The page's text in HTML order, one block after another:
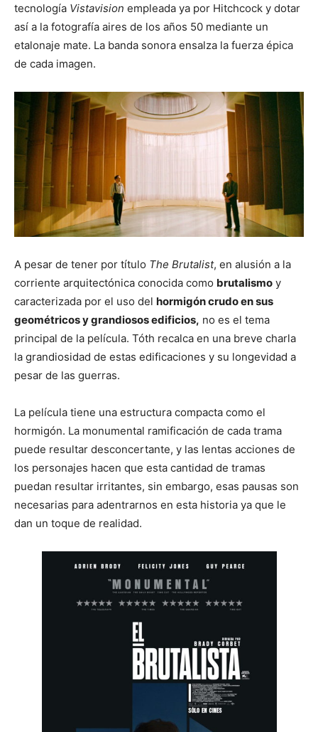
tecnología Vistavision empleada ya por Hitchcock y dotar
así a la fotografía aires de los años 50 mediante un
etalonaje mate. La banda sonora ensalza la fuerza épica
de cada imagen.
A pesar de tener por título The Brutalist, en alusión a la
corriente arquitectónica conocida como brutalismo y
caracterizada por el uso del hormigón crudo en sus
geométricos y grandiosos edificios, no es el tema
principal de la película. Tóth recalca en una breve charla
la grandiosidad de estas edificaciones y su longevidad a
pesar de las guerras.
La película tiene una estructura compacta como el
hormigón. La monumental ramificación de cada trama
puede resultar desconcertante, y las lentas acciones de
los personajes hacen que esta cantidad de tramas
puedan resultar irritantes, sin embargo, esas pausas son
necesarias para adentrarnos en esta historia ya que le
dan un toque de realidad.